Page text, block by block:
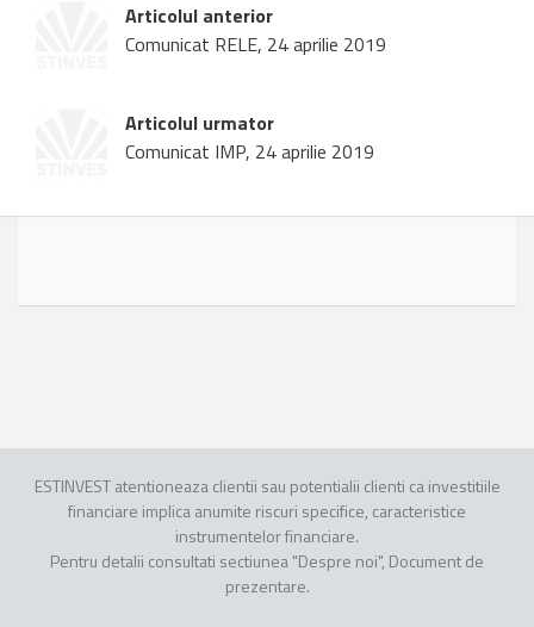
Articolul anterior
Comunicat RELE, 24 aprilie 2019
Articolul urmator
Comunicat IMP, 24 aprilie 2019
ESTINVEST atentioneaza clientii sau potentialii clienti ca investitiile
financiare implica anumite riscuri specifice, caracteristice
instrumentelor financiare.
Pentru detalii consultati sectiunea "Despre noi", Document de
prezentare.